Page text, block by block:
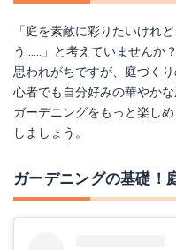
「庭を素敵に彩りたいけれ
う......」と考えていませんか
思われがちですが、庭づく
心者でも自分好みの華やか
ガーデニングをもっと楽し
しましょう。
ガーデニングの基礎！